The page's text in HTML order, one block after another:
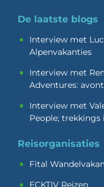
De laatste blogs
Interview met
Alpenvakanties
Interview met
Adventures:
Interview met
People; trekkings
Reisorganisaties
Fital
ECKTIV Reizen